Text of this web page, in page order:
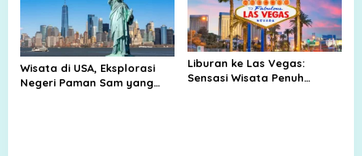
Wisata di USA, Eksplorasi
Negeri Paman Sam yang
Liburan ke Las Vegas:
Sensasi Wisata Penuh